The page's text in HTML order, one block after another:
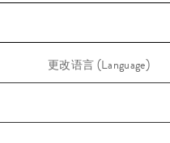
更改语言 (Language)